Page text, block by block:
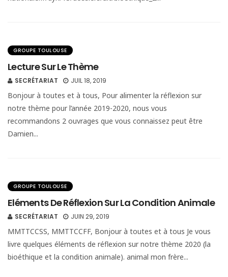
GROUPE TOULOUSE
Lecture Sur Le Thème
SECRÉTARIAT JUIL 18, 2019
Bonjour à toutes et à tous, Pour alimenter la réflexion sur
notre thème pour l’année 2019-2020, nous vous
recommandons 2 ouvrages que vous connaissez peut être
Damien...
GROUPE TOULOUSE
Eléments De Réflexion Sur La Condition Animale
SECRÉTARIAT JUIN 29, 2019
MMTTCCSS, MMTTCCFF, Bonjour à toutes et à tous Je vous
livre quelques éléments de réflexion sur notre thème 2020 (la
bioéthique et la condition animale). animal mon frère...